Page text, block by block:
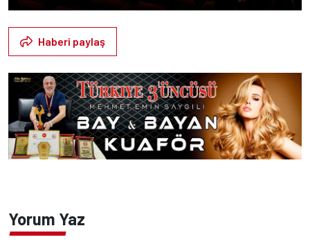
Haberi paylaş
Yorum Yaz